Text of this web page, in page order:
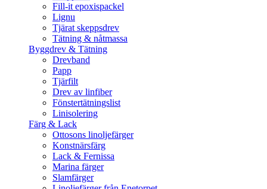
Fill-it epoxispackel
Lignu
Tjärat skeppsdrev
Tätning & nåtmassa
Byggdrev & Tätning
Drevband
Papp
Tjärfilt
Drev av linfiber
Fönstertätningslist
Linisolering
Färg & Lack
Ottosons linoljefärger
Konstnärsfärg
Lack & Fernissa
Marina färger
Slamfärger